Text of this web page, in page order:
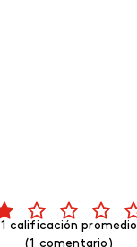
1 calificación promedio
(1 comentario)